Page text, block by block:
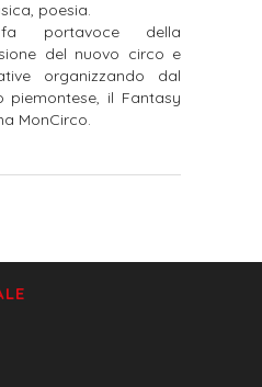
poesia.
portavoce della
del nuovo circo e
organizzando dal
piemontese, il Fantasy
MonCirco.